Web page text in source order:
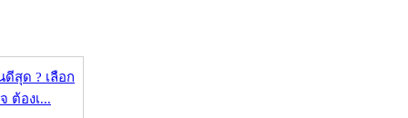
สุด ? เลือก
ต้องเ...